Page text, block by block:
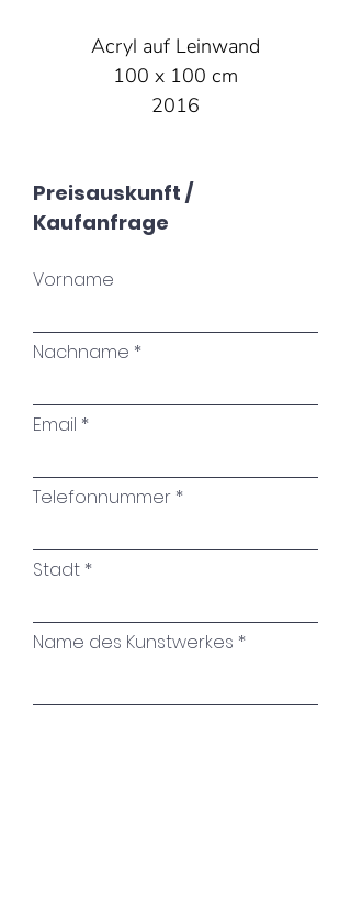
Acryl auf Leinwand
100 x 100 cm
2016
Preisauskunft /
Kaufanfrage
Vorname
Nachname
Email
Telefonnummer
Stadt
Name des Kunstwerkes